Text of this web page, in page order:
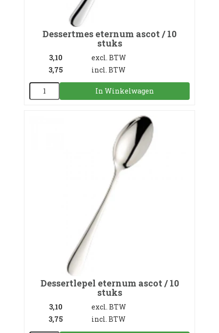
Dessertmes eternum ascot / 10
stuks
3,10
excl. BTW
3,75
incl. BTW
In Winkelwagen
Dessertlepel eternum ascot / 10
stuks
3,10
excl. BTW
3,75
incl. BTW